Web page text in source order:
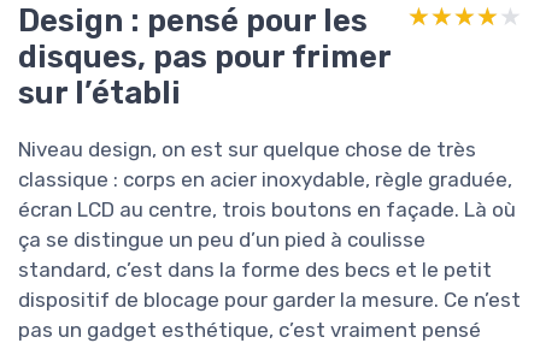
Design : pensé pour les
disques, pas pour frimer
sur l’établi
★★★★★
★★★★★
Niveau design, on est sur quelque chose de très
classique : corps en acier inoxydable, règle graduée,
écran LCD au centre, trois boutons en façade. Là où
ça se distingue un peu d’un pied à coulisse
standard, c’est dans la forme des becs et le petit
dispositif de blocage pour garder la mesure. Ce n’est
pas un gadget esthétique, c’est vraiment pensé